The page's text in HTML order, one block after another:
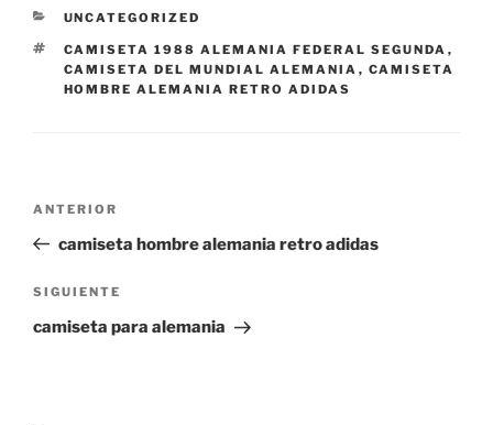
CATEGORÍAS
UNCATEGORIZED
ETIQUETAS
CAMISETA 1988 ALEMANIA FEDERAL SEGUNDA ,
CAMISETA DEL MUNDIAL ALEMANIA , CAMISETA
HOMBRE ALEMANIA RETRO ADIDAS
entradas
Entrada
anterior:
ANTERIOR
camiseta hombre alemania retro adidas
Siguiente
entrada
SIGUIENTE
camiseta para alemania